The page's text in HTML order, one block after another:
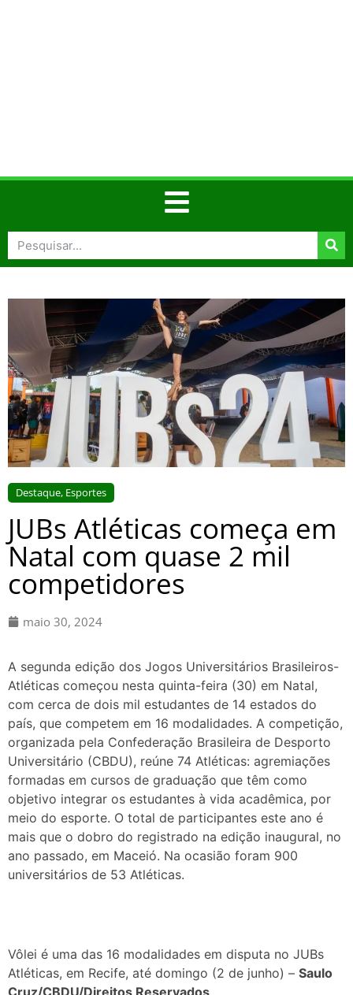
Destaque, Esportes
JUBs Atléticas começa em
Natal com quase 2 mil
competidores
maio 30, 2024
A segunda edição dos Jogos Universitários Brasileiros-
Atléticas começou nesta quinta-feira (30) em Natal,
com cerca de dois mil estudantes de 14 estados do
país, que competem em 16 modalidades. A competição,
organizada pela Confederação Brasileira de Desporto
Universitário (CBDU), reúne 74 Atléticas: agremiações
formadas em cursos de graduação que têm como
objetivo integrar os estudantes à vida acadêmica, por
meio do esporte. O total de participantes este ano é
mais que o dobro do registrado na edição inaugural, no
ano passado, em Maceió. Na ocasião foram 900
universitários de 53 Atléticas.
Vôlei é uma das 16 modalidades em disputa no JUBs
Atléticas, em Recife, até domingo (2 de junho) – Saulo